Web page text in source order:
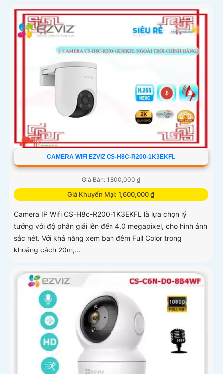
nét
CAMERA WIFI EZVIZ CS-H8C-R200-1K3EKFL
Giá Bán: 1,800,000 ₫
Giá Khuyến Mại: 1,600,000 ₫
Camera IP Wifi CS-H8c-R200-1K3EKFL là lựa chọn lý
tưởng với độ phân giải lên đến 4.0 megapixel, cho hình ảnh
sắc nét. Với khả năng xem ban đêm Full Color trong
khoảng cách 20m,...